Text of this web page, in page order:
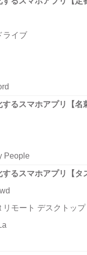
ライブ
するスマホアプリ【名
People
するスマホアプリ【タ
リモート デスクトップ